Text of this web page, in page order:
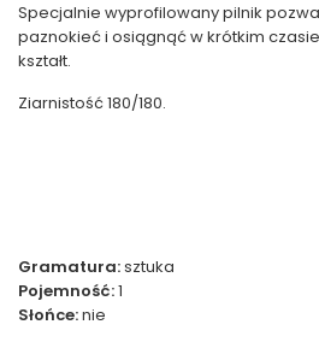
Specjalnie wyprofilowany pilnik
paznokieć i osiągnąć w krótkim
kształt.
Ziarnistość 180/180.
Gramatura:sztuka
Pojemność:1
Słońce:nie